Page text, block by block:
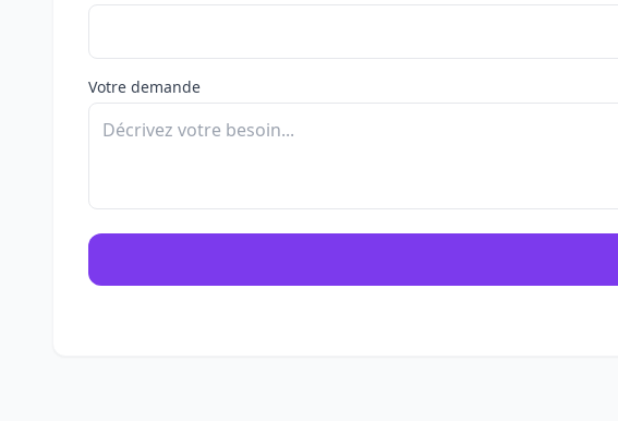
Votre demande